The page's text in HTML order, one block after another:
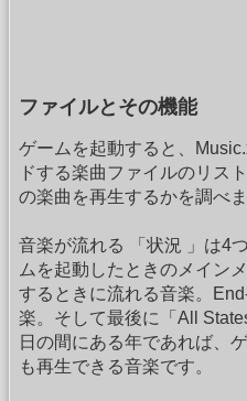
ファイルとその機能
ゲームを起動すると、
ドする楽曲ファイルのリス
の楽曲を再生するかを調べま
音楽が流れる 「状況 」は4
ムを起動したときのメイン
するときに流れる音楽。
楽。そして最後に「All
日の間にある年であれば、
も再生できる音楽です。